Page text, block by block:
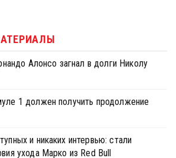
Алонсо загнал в долги Николу
1 должен получить продолжение
и никаких интервью: стали
ухода Марко из Red Bull